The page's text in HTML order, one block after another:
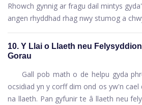
Rhowch gynnig ar fragu dail mintys
angen rhyddhad rhag nwy stumog a
10. Y Llai o Llaeth neu
Gorau
Gall pob math o de helpu gyda
ocsidiad yn y corff dim ond os yw'n
na llaeth. Pan gyfunir te â llaeth neu